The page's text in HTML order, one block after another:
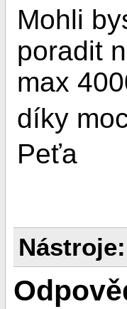
Mohli
poradit
max
díky
Peťa
Nástroje: